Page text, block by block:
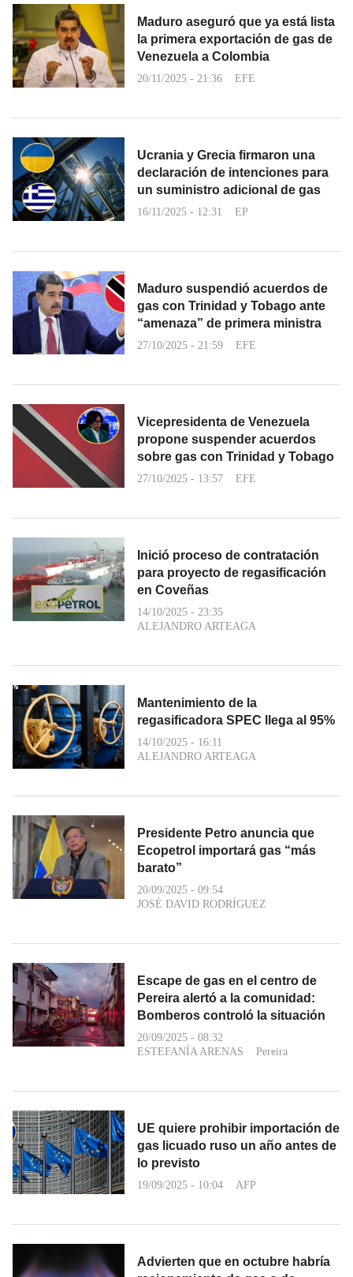
Maduro aseguró que ya está lista
la primera exportación de gas de
Venezuela a Colombia
20/11/2025 - 21:36 EFE
Ucrania y Grecia firmaron una
declaración de intenciones para
un suministro adicional de gas
16/11/2025 - 12:31 EP
Maduro suspendió acuerdos de
gas con Trinidad y Tobago ante
“amenaza” de primera ministra
27/10/2025 - 21:59 EFE
Vicepresidenta de Venezuela
propone suspender acuerdos
sobre gas con Trinidad y Tobago
27/10/2025 - 13:57 EFE
Inició proceso de contratación
para proyecto de regasificación
en Coveñas
14/10/2025 - 23:35
ALEJANDRO ARTEAGA
Mantenimiento de la
regasificadora SPEC llega al 95%
14/10/2025 - 16:11
ALEJANDRO ARTEAGA
Presidente Petro anuncia que
Ecopetrol importará gas “más
barato”
20/09/2025 - 09:54
JOSÉ DAVID RODRÍGUEZ
Escape de gas en el centro de
Pereira alertó a la comunidad:
Bomberos controló la situación
20/09/2025 - 08:32
ESTEFANÍA ARENAS
Pereira
UE quiere prohibir importación de
gas licuado ruso un año antes de
lo previsto
19/09/2025 - 10:04 AFP
Advierten que en octubre habría